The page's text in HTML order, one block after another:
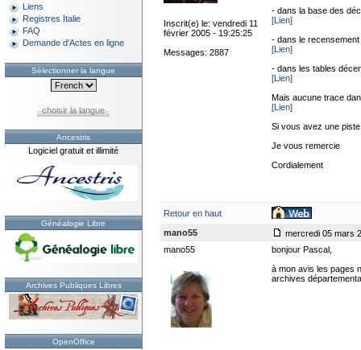
Liens
Registres Italie
FAQ
Demande d'Actes en ligne
Sélectionner la langue
choisir la langue
Ancestris
Logiciel gratuit et illimité
Généalogie Libre
Archives Publiques Libres
OpenOffice
Inscrit(e) le: vendredi 11
février 2005 - 19:25:25
Messages: 2887
- dans la base des
[Lien]
- dans le
[Lien]
- dans les tables
[Lien]
Mais aucune trace
[Lien]
Si vous avez une
Je vous remercie
Cordialement
Retour en haut
mano55
mercredi 05 mars
mano55
bonjour Pascal,
à mon avis les pages
archives